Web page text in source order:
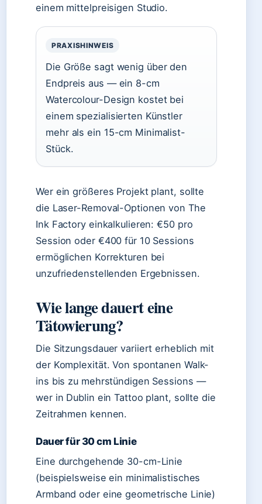
einem mittelpreisigen Studio.
PRAXISHINWEIS
Die Größe sagt wenig über den
Endpreis aus — ein 8-cm
Watercolour-Design kostet bei
einem spezialisierten Künstler
mehr als ein 15-cm Minimalist-
Stück.
Wer ein größeres Projekt plant, sollte
die Laser-Removal-Optionen von The
Ink Factory einkalkulieren: €50 pro
Session oder €400 für 10 Sessions
ermöglichen Korrekturen bei
unzufriedenstellenden Ergebnissen.
Wie lange dauert eine
Tätowierung?
Die Sitzungsdauer variiert erheblich mit
der Komplexität. Von spontanen Walk-
ins bis zu mehrstündigen Sessions —
wer in Dublin ein Tattoo plant, sollte die
Zeitrahmen kennen.
Dauer für 30 cm Linie
Eine durchgehende 30-cm-Linie
(beispielsweise ein minimalistisches
Armband oder eine geometrische Linie)